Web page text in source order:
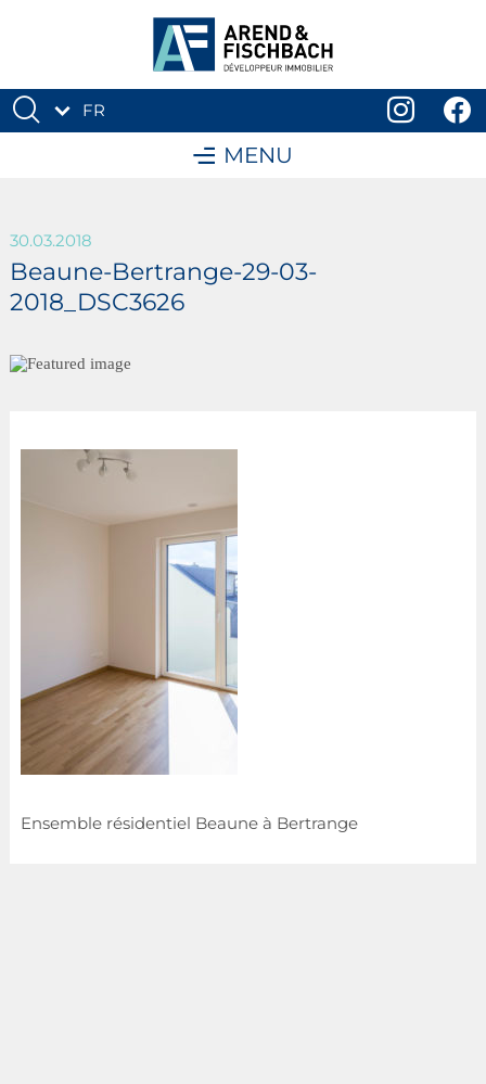
FR
MENU
30.03.2018
Beaune-Bertrange-29-03-
2018_DSC3626
Ensemble résidentiel Beaune à Bertrange